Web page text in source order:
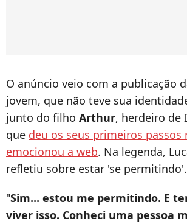
O anúncio veio com a publicação
jovem, que não teve sua
junto do filho Arthur, herdeiro de
que deu os seus primeiros passos
emocionou a web. Na legenda,
refletiu sobre estar 'se permitindo'.
"Sim... estou me permitindo. E
viver isso. Conheci uma pessoa